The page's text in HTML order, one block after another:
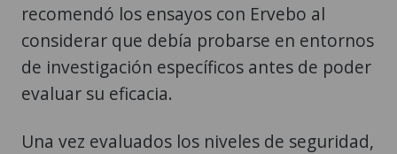
recomendó los ensayos con Ervebo al
considerar que debía probarse en entornos
de investigación específicos antes de poder
evaluar su eficacia.
Una vez evaluados los niveles de seguridad,